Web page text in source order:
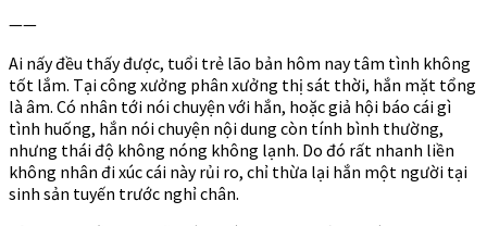
——
Ai nấy đều thấy được, tuổi trẻ lão bản hôm nay tâm tình không
tốt lắm. Tại công xưởng phân xưởng thị sát thời, hắn mặt tổng
là âm. Có nhân tới nói chuyện với hắn, hoặc giả hội báo cái gì
tình huống, hắn nói chuyện nội dung còn tính bình thường,
nhưng thái độ không nóng không lạnh. Do đó rất nhanh liền
không nhân đi xúc cái này rủi ro, chỉ thừa lại hắn một người tại
sinh sản tuyến trước nghỉ chân.